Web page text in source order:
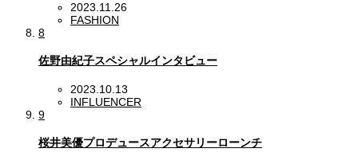
2023.11.26
FASHION
8
佐野由紀子スペシャルインタビュー
2023.10.13
INFLUENCER
9
桜井美優プロデュースアクセサリーローンチ